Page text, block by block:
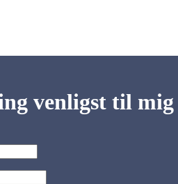
venligst til mig